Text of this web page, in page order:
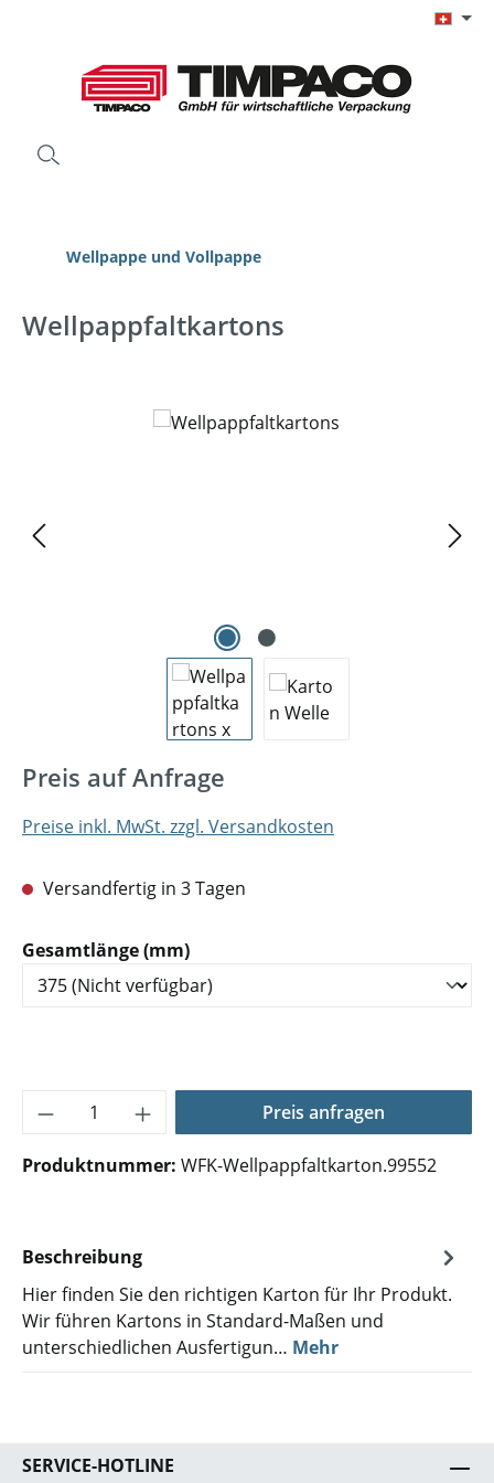
Wellpappe und Vollpappe
Wellpappfaltkartons
Bildergalerie überspringen
Preis auf Anfrage
Preise inkl. MwSt. zzgl. Versandkosten
Versandfertig in 3 Tagen
Gesamtlänge (mm)auswählen
Produkt Anzahl: Gib den gewünschten
Preis anfragen
Produktnummer: WFK-Wellpappfaltkarton.99552
Beschreibung
Hier finden Sie den richtigen Karton für Ihr Produkt.
Wir führen Kartons in Standard-Maßen und
unterschiedlichen Ausfertigun… Mehr
SERVICE-HOTLINE